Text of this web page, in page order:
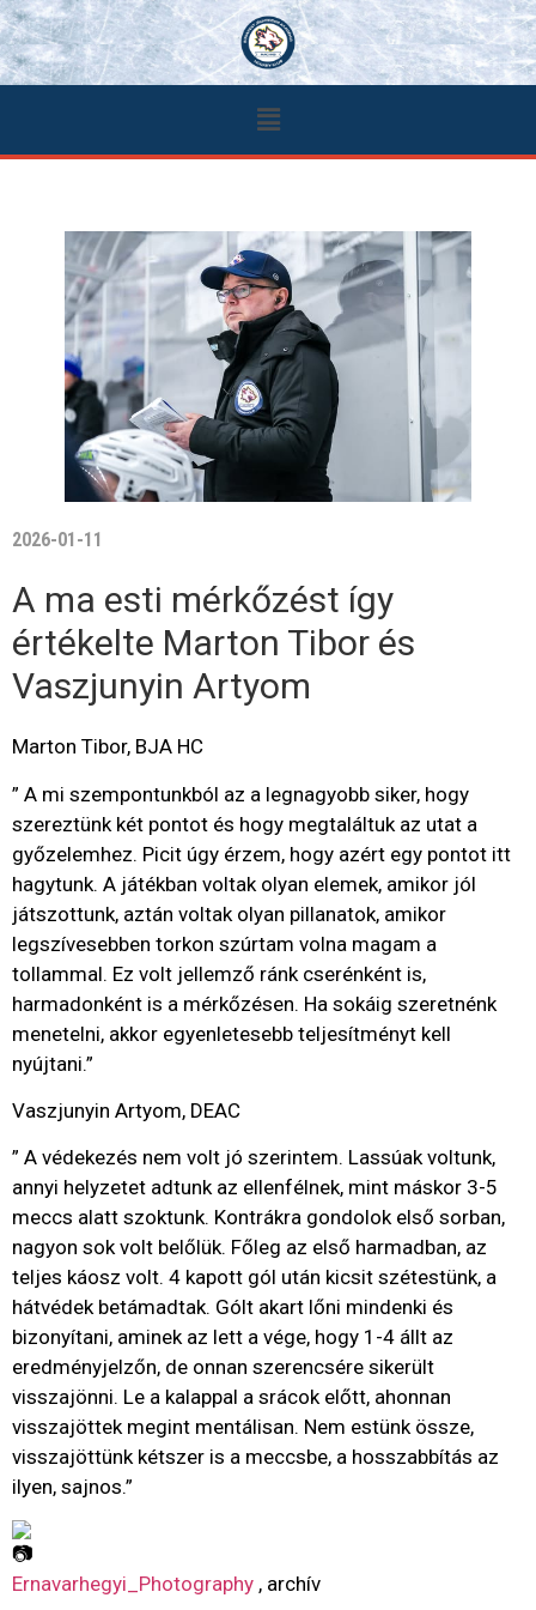
2026-01-11
A ma esti mérkőzést így
értékelte Marton Tibor és
Vaszjunyin Artyom
Marton Tibor, BJA HC
” A mi szempontunkból az a legnagyobb siker, hogy
szereztünk két pontot és hogy megtaláltuk az utat a
győzelemhez. Picit úgy érzem, hogy azért egy pontot itt
hagytunk. A játékban voltak olyan elemek, amikor jól
játszottunk, aztán voltak olyan pillanatok, amikor
legszívesebben torkon szúrtam volna magam a
tollammal. Ez volt jellemző ránk cserénként is,
harmadonként is a mérkőzésen. Ha sokáig szeretnénk
menetelni, akkor egyenletesebb teljesítményt kell
nyújtani.”
Vaszjunyin Artyom, DEAC
” A védekezés nem volt jó szerintem. Lassúak voltunk,
annyi helyzetet adtunk az ellenfélnek, mint máskor 3-5
meccs alatt szoktunk. Kontrákra gondolok első sorban,
nagyon sok volt belőlük. Főleg az első harmadban, az
teljes káosz volt. 4 kapott gól után kicsit szétestünk, a
hátvédek betámadtak. Gólt akart lőni mindenki és
bizonyítani, aminek az lett a vége, hogy 1-4 állt az
eredményjelzőn, de onnan szerencsére sikerült
visszajönni. Le a kalappal a srácok előtt, ahonnan
visszajöttek megint mentálisan. Nem estünk össze,
visszajöttünk kétszer is a meccsbe, a hosszabbítás az
ilyen, sajnos.”
Ernavarhegyi_Photography , archív